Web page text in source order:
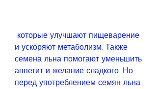
и ускоряют метаболизм. Также
семена льна помогают уменьшить
аппетит и желание сладкого. Но
перед употреблением семян льна